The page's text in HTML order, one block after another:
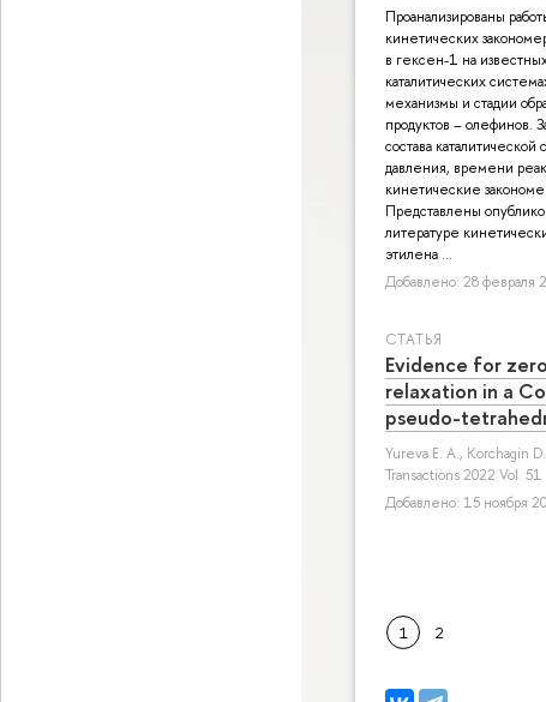
Проанализированы
кинетических
в гексен-1 на
каталитических
механизмы и стадии
продуктов – олефинов.
состава
давления, времени
кинетические
Представлены
литературе
этилена ...
Добавлено: 28 февраля
СТАТЬЯ
Evidence for
relaxation in a
pseudo-
Yureva E. A., Korchagin
Transactions 2022 Vol.
Добавлено: 15 ноября
1 2